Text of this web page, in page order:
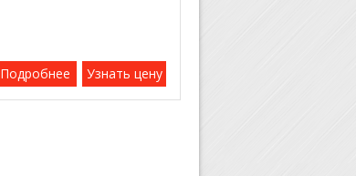
Подробнее Узнать цену